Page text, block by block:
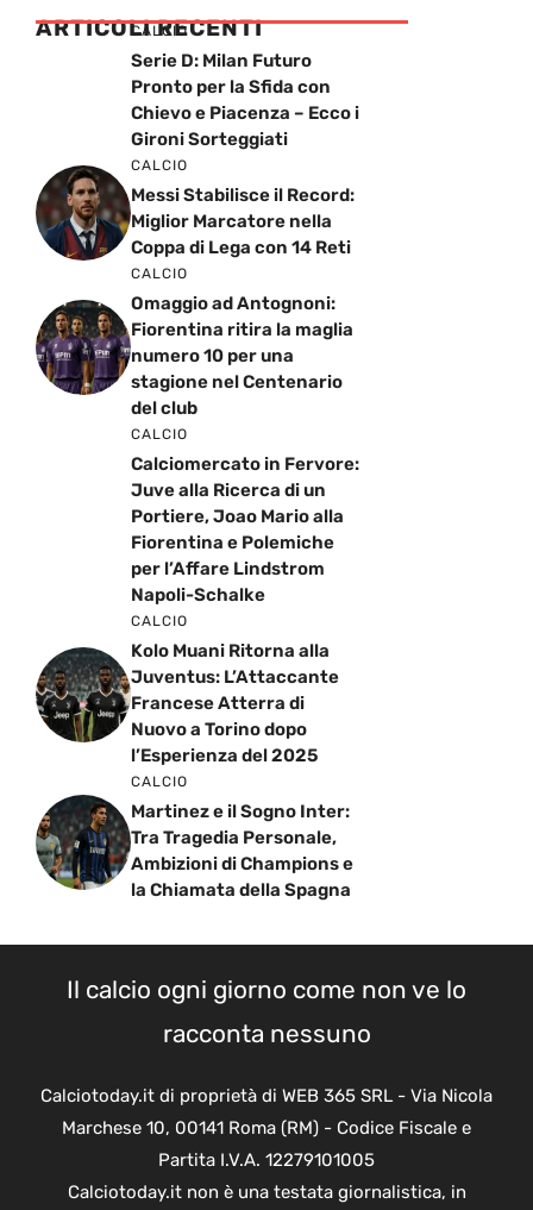
ARTICOLI RECENTI
CALCIO
Serie D: Milan Futuro
Pronto per la Sfida con
Chievo e Piacenza – Ecco i
Gironi Sorteggiati
CALCIO
Messi Stabilisce il Record:
Miglior Marcatore nella
Coppa di Lega con 14 Reti
CALCIO
Omaggio ad Antognoni:
Fiorentina ritira la maglia
numero 10 per una
stagione nel Centenario
del club
CALCIO
Calciomercato in Fervore:
Juve alla Ricerca di un
Portiere, Joao Mario alla
Fiorentina e Polemiche
per l’Affare Lindstrom
Napoli-Schalke
CALCIO
Kolo Muani Ritorna alla
Juventus: L’Attaccante
Francese Atterra di
Nuovo a Torino dopo
l’Esperienza del 2025
CALCIO
Martinez e il Sogno Inter:
Tra Tragedia Personale,
Ambizioni di Champions e
la Chiamata della Spagna
Il calcio ogni giorno come non ve lo
racconta nessuno
Calciotoday.it di proprietà di WEB 365 SRL - Via Nicola
Marchese 10, 00141 Roma (RM) - Codice Fiscale e
Partita I.V.A. 12279101005
Calciotoday.it non è una testata giornalistica, in